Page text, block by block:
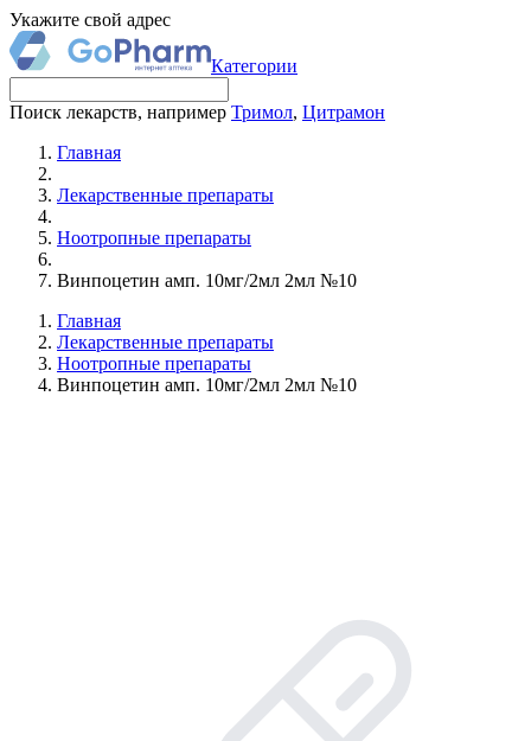
Укажите свой адрес
Категории
Поиск лекарств, например Тримол, Цитрамон
Главная
Лекарственные препараты
Ноотропные препараты
Винпоцетин амп. 10мг/2мл 2мл №10
Главная
Лекарственные препараты
Ноотропные препараты
Винпоцетин амп. 10мг/2мл 2мл №10